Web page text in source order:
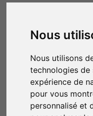
Nous
Nous utilisons
technologies
expérience de
pour vous
personnalisé et